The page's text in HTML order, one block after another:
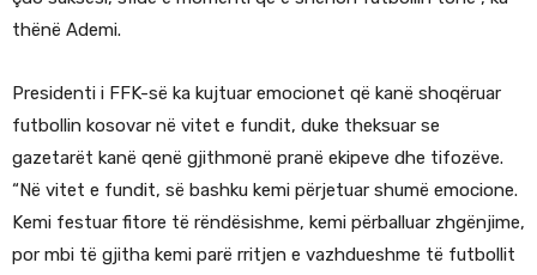
thënë Ademi.
Presidenti i FFK-së ka kujtuar emocionet që kanë shoqëruar
futbollin kosovar në vitet e fundit, duke theksuar se
gazetarët kanë qenë gjithmonë pranë ekipeve dhe tifozëve.
“Në vitet e fundit, së bashku kemi përjetuar shumë emocione.
Kemi festuar fitore të rëndësishme, kemi përballuar zhgënjime,
por mbi të gjitha kemi parë rritjen e vazhdueshme të futbollit